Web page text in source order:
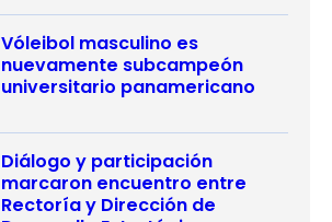
Vóleibol masculino es
nuevamente subcampeón
universitario panamericano
Diálogo y participación
marcaron encuentro entre
Rectoría y Dirección de